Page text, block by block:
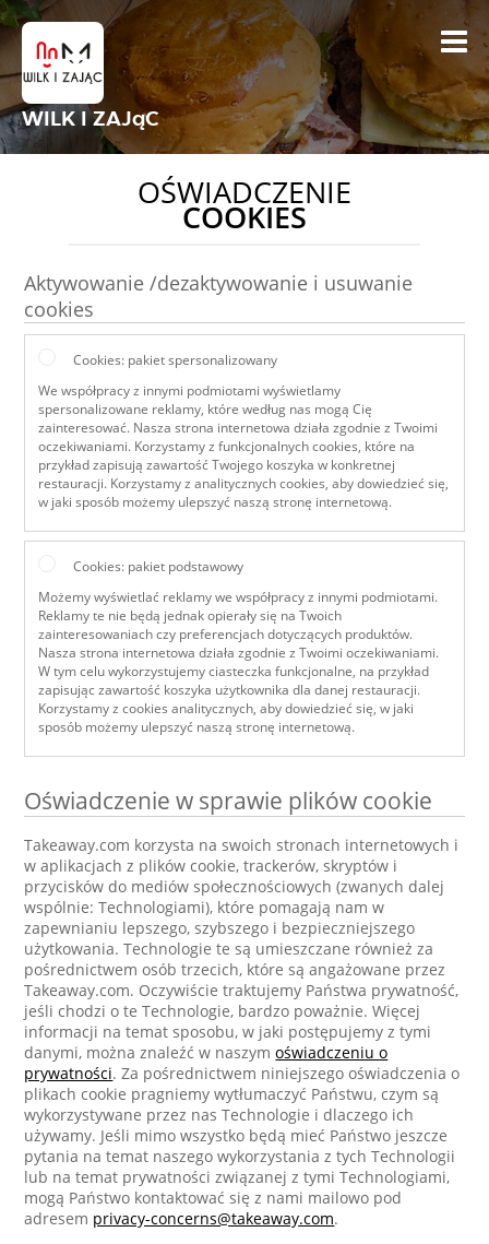
WILK I ZAJąC
OŚWIADCZENIE
COOKIES
Aktywowanie /dezaktywowanie i usuwanie
cookies
Cookies: pakiet spersonalizowany
We współpracy z innymi podmiotami wyświetlamy
spersonalizowane reklamy, które według nas mogą Cię
zainteresować. Nasza strona internetowa działa zgodnie z Twoimi
oczekiwaniami. Korzystamy z funkcjonalnych cookies, które na
przykład zapisują zawartość Twojego koszyka w konkretnej
restauracji. Korzystamy z analitycznych cookies, aby dowiedzieć się,
w jaki sposób możemy ulepszyć naszą stronę internetową.
Cookies: pakiet podstawowy
Możemy wyświetlać reklamy we współpracy z innymi podmiotami.
Reklamy te nie będą jednak opierały się na Twoich
zainteresowaniach czy preferencjach dotyczących produktów.
Nasza strona internetowa działa zgodnie z Twoimi oczekiwaniami.
W tym celu wykorzystujemy ciasteczka funkcjonalne, na przykład
zapisując zawartość koszyka użytkownika dla danej restauracji.
Korzystamy z cookies analitycznych, aby dowiedzieć się, w jaki
sposób możemy ulepszyć naszą stronę internetową.
Oświadczenie w sprawie plików cookie
Takeaway.com korzysta na swoich stronach internetowych i
w aplikacjach z plików cookie, trackerów, skryptów i
przycisków do mediów społecznościowych (zwanych dalej
wspólnie: Technologiami), które pomagają nam w
zapewnianiu lepszego, szybszego i bezpieczniejszego
użytkowania. Technologie te są umieszczane również za
pośrednictwem osób trzecich, które są angażowane przez
Takeaway.com. Oczywiście traktujemy Państwa prywatność,
jeśli chodzi o te Technologie, bardzo poważnie. Więcej
informacji na temat sposobu, w jaki postępujemy z tymi
danymi, można znaleźć w naszymoświadczeniu o
prywatności. Za pośrednictwem niniejszego oświadczenia o
plikach cookie pragniemy wytłumaczyć Państwu, czym są
wykorzystywane przez nas Technologie i dlaczego ich
używamy. Jeśli mimo wszystko będą mieć Państwo jeszcze
pytania na temat naszego wykorzystania z tych Technologii
lub na temat prywatności związanej z tymi Technologiami,
mogą Państwo kontaktować się z nami mailowo pod
adresem privacy-concerns@takeaway.com.